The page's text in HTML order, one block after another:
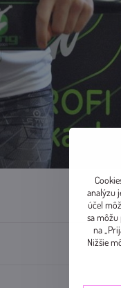
analýzu
účel
sa môžu
na
Nižšie